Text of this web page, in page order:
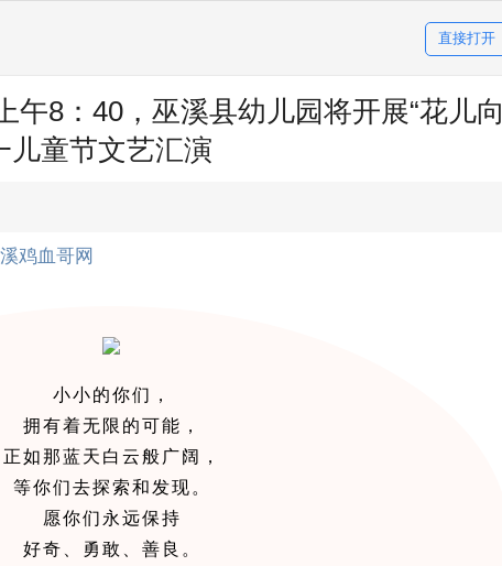
直接打开
午8：40，巫溪县幼儿园将开展“花儿向
儿童节文艺汇演
鸡血哥网
小小的你们，
拥有着无限的可能，
正如那蓝天白云般广阔，
等你们去探索和发现。
愿你们永远保持
好奇、勇敢、善良。